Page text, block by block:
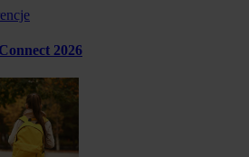
2026